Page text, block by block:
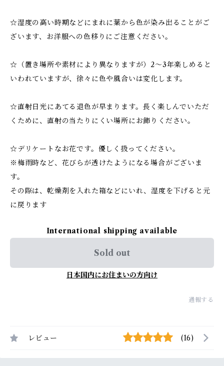
☆湿度の高い時期などにまれに葉から色が染み出ることがご
ざいます、お洋服への色移りにご注意ください。
☆（置き場所や素材により異なりますが）2～3年楽しめると
いわれていますが、徐々に色や風合いは変化します。
☆直射日光にあてる退色が早まります。長く楽しんでいただ
くために、直射の当たりにくい場所にお飾りください。
☆デリケートなお花です。優しく扱ってください。
※梅雨時など、花びらが透けたようになる場合がございま
す。
その際は、乾燥剤を入れた箱などにいれ、湿度を下げると元
に戻ります
International shipping available
Sold out
日本国内にお住まいの方向け
通報する
レビュー (16)